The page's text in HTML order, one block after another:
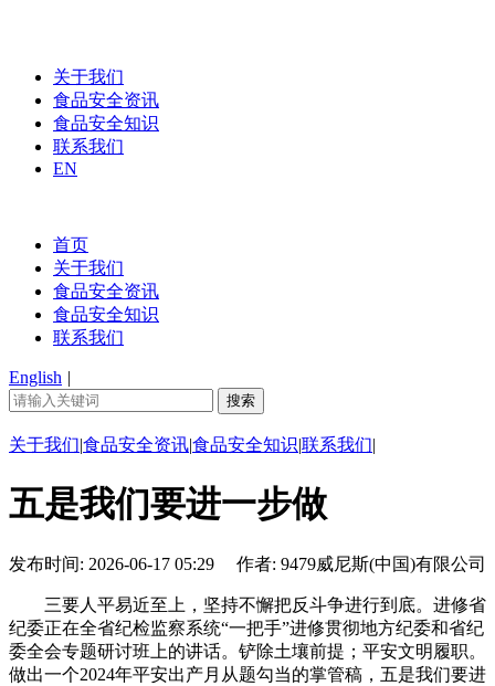
关于我们
食品安全资讯
食品安全知识
联系我们
EN
首页
关于我们
食品安全资讯
食品安全知识
联系我们
English |
关于我们|食品安全资讯|食品安全知识|联系我们|
五是我们要进一步做
发布时间: 2026-06-17 05:29 作者: 9479威尼斯(中国)有限公司
三要人平易近至上，坚持不懈把反斗争进行到底。进修省
纪委正在全省纪检监察系统“一把手”进修贯彻地方纪委和省纪
委全会专题研讨班上的讲话。铲除土壤前提；平安文明履职。
做出一个2024年平安出产月从题勾当的掌管稿，五是我们要进